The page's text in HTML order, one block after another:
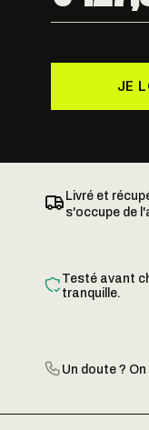
JE
Livré et
s'occupe de
Testé avant
tranquille.
Un doute ?